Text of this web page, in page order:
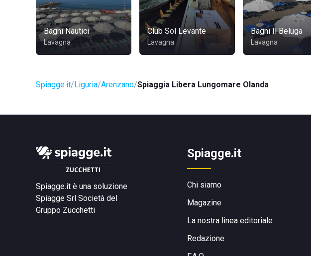
Bagni Nautici
Lavagna
Club Sol Levante
Lavagna
Bagni Il Beluga
Lavagna
Spiagge.it Liguria Arenzano Spiaggia Libera Lungomare Olanda
Spiagge.it è una soluzione
Spiagge Srl Società del
Gruppo Zucchetti
Spiagge.it
Chi siamo
Magazine
La nostra linea editoriale
Redazione